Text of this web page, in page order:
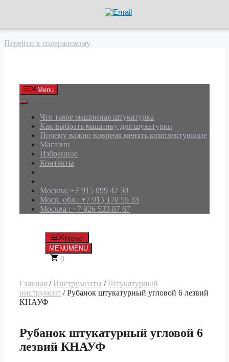
Перейти к содержимому
Menu
Что такое машинная штукатурка
Как выбрать машинку для шукатурки
Почему важно вовремя менять комплектующие
Магазин
Избранное
Контакты
Москва: +7 915 099 42 30
Моск. обл.: +7 915 170 55 33
Москва : +7 926 533 87 87
Меню
MENUMENU
0
Главная / Инструменты / Штукатурный
инструмент / Рубанок штукатурный угловой 6 лезвий
КНАУФ
Рубанок штукатурный угловой 6
лезвий КНАУФ